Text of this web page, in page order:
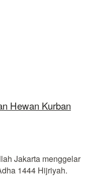
Hewan Kurban
Jakarta menggelar
1444 Hijriyah.